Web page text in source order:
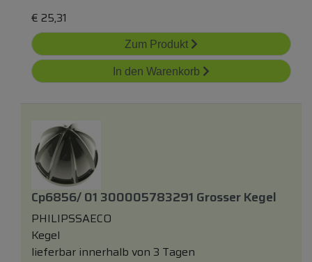
€ 25,31
Zum Produkt
In den Warenkorb
Cp6856/ 01 300005783291 Grosser Kegel
PHILIPSSAECO
Kegel
lieferbar innerhalb von 3 Tagen